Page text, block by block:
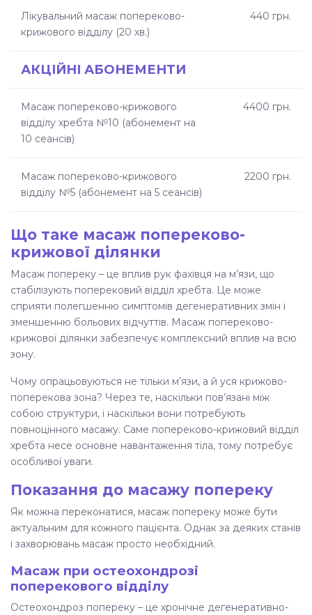
Показання до масажу попереку
відділу
Протипоказання до масажу попереку
Ефект і користь від масажу попереково-
Рекомендації після курсу масажу
Запис на масаж попереку в центрі
Somatica
Поширені запитання
Лікувальний масаж попереково-
крижового відділу (20 хв.)
440 грн.
АКЦІЙНІ АБОНЕМЕНТИ
Масаж попереково-крижового
відділу хребта №10 (абонемент на
10 сеансів)
4400 грн.
Масаж попереково-крижового
відділу №5 (абонемент на 5 сеансів)
2200 грн.
Що таке масаж попереково-
крижової ділянки
Масаж попереку – це вплив рук фахівця на м’язи, що
стабілізують поперековий відділ хребта. Це може
сприяти полегшенню симптомів дегенеративних змін і
зменшенню больових відчуттів. Масаж попереково-
крижовоїділянки забезпечує комплексний вплив на всю
зону.
Чому опрацьовуються не тільки м’язи, а й уся крижово-
поперекова зона? Через те, наскільки пов’язані між
собою структури, і наскільки вони потребують
повноцінного масажу. Саме попереково-крижовий відділ
хребта несе основне навантаження тіла, тому потребує
особливої уваги.
Показання до масажу попереку
Як можна переконатися, масаж попереку може бути
актуальним для кожного пацієнта. Однак за деяких станів
і захворювань масаж просто необхідний.
Масаж при остеохондрозі
поперекового відділу
Остеохондроз попереку – це хронічне дегенеративно-